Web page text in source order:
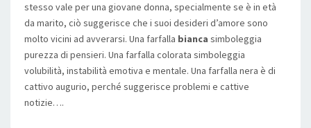
stesso vale per una giovane donna, specialmente se è in età
da marito, ciò suggerisce che i suoi desideri d’amore sono
molto vicini ad avverarsi. Una farfalla bianca simboleggia
purezza di pensieri. Una farfalla colorata simboleggia
volubilità, instabilità emotiva e mentale. Una farfalla nera è di
cattivo augurio, perché suggerisce problemi e cattive
notizie….